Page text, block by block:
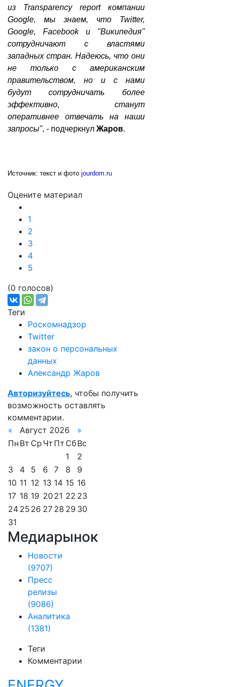
из Transparency report компании
Google, мы знаем, что Twitter,
Google, Facebook и "Википедия"
сотрудничают с властями
западных стран. Надеюсь, что они
не только с американским
правительством, но и с нами
будут сотрудничать более
эффективно, станут
оперативнее отвечать на наши
запросы", - подчеркнул Жаров.
Источник: текст и фото jourdom.ru
Оцените материал
1
2
3
4
5
(0 голосов)
Теги
Роскомнадзор
Twitter
закон о персональных
данных
Александр Жаров
Авторизуйтесь, чтобы получить
возможность оставлять
комментарии.
«
Август 2026
»
Пн Вт Ср Чт Пт СбВс
1
2
3
4 5 6 7 8
9
10 11 12 13 14 15 16
17 18 19 20 21 22 23
24 25 26 27 28 29 30
31
Медиарынок
Новости
(9707)
Пресс
релизы
(9086)
Аналитика
(1381)
Теги
Комментарии